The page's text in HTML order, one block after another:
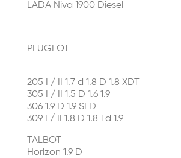
LADA Niva 1900 Diesel
PEUGEOT
205 I / II 1.7 d 1.8 D 1.8 XDT
305 I / II 1.5 D 1.6 1.9
306 1.9 D 1.9 SLD
309 I / II 1.8 D 1.8 Td 1.9
TALBOT
Horizon 1.9 D